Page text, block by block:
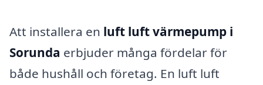
Att installera en luft luft värmepump i
Sorunda erbjuder många fördelar för
både hushåll och företag. En luft luft